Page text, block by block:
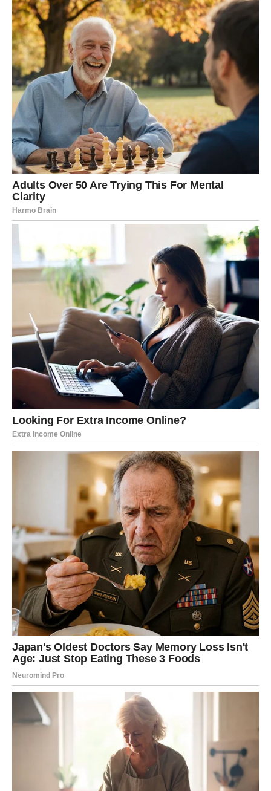
vam je veoma drag.
Taj susret donijeće vam mnogo lijepih emocija i podsjetiti
vas koliko je važno imati prave ljude pored sebe.
Sudbina vam šalje trenutke koji griju srce.
Upravo oni će učiniti ovaj vikend posebnim.
Jedna želja postaje mnogo bliža
ostvarenju
Postoji nešto što vam je veoma važno i o čemu često
razmišljate.
Zvijezde pokazuju da biste upravo tokom ovog vikenda
mogli dobiti znak da se situacija razvija u vašu korist.
Možda još nećete vidjeti konačan rezultat, ali ćete osjetiti
da ste mnogo bliže cilju nego što mislite.
To će vam donijeti dodatni optimizam i vjeru u ono što
dolazi.
Sudbina vam pokazuje da se trud uvijek isplati.
Vrijeme je da mislite malo više na
Jarčevi često stavljaju obaveze ispred vlastitog
Međutim, zvijezde sada poručuju da je vrijeme da sebi
poklonite malo više pažnje.
Radite ono što vas opušta, provedite vrijeme sa ljudima
koje volite i dozvolite sebi da uživate bez osjećaja krivice.
Ovaj vikend donosi vam priliku da napunite baterije i
vratite unutrašnji mir.
Neočekivano iznenađenje donosi
dodatnu radost
Tokom vikenda mogla bi vas iznenaditi situacija koju niste
Možda će to biti poruka, poziv, susret ili gest koji će vam